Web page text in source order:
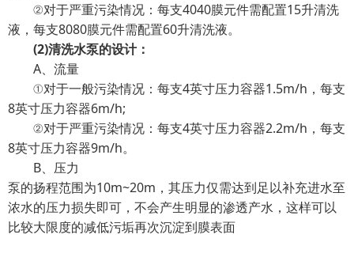
②对于严重污染情况：每支4040膜元件需配置15升清洗
液，每支8080膜元件需配置60升清洗液。
(2)清洗水泵的设计：
A、流量
①对于一般污染情况：每支4英寸压力容器1.5m/h，每支
8英寸压力容器6m/h;
②对于严重污染情况：每支4英寸压力容器2.2m/h，每支
8英寸压力容器9m/h。
B、压力
泵的扬程范围为10m~20m，其压力仅需达到足以补充进水至
浓水的压力损失即可，不会产生明显的渗透产水，这样可以
比较大限度的减低污垢再次沉淀到膜表面